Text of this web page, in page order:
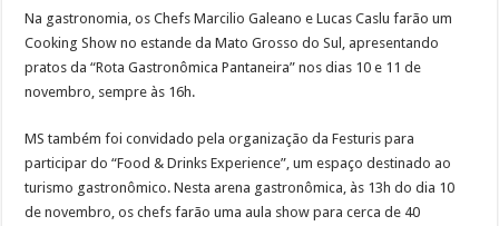
Na gastronomia, os Chefs Marcilio Galeano e Lucas Caslu farão um
Cooking Show no estande da Mato Grosso do Sul, apresentando
pratos da “Rota Gastronômica Pantaneira” nos dias 10 e 11 de
novembro, sempre às 16h.
MS também foi convidado pela organização da Festuris para
participar do “Food & Drinks Experience”, um espaço destinado ao
turismo gastronômico. Nesta arena gastronômica, às 13h do dia 10
de novembro, os chefs farão uma aula show para cerca de 40